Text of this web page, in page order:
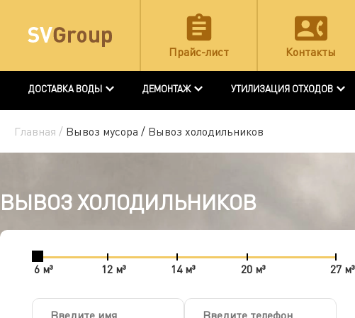
Прайс-лист Контакты
ДОСТАВКА ВОДЫ ДЕМОНТАЖ УТИЛИЗАЦИЯ ОТХОДОВ
Главная / Вывоз мусора / Вывоз холодильников
ВЫВОЗ ХОЛОДИЛЬНИКОВ
6 м³ 12 м³ 14 м³ 20 м³ 27 м³